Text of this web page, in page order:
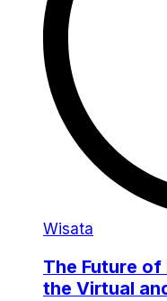
Wisata
The Future
the Virtual